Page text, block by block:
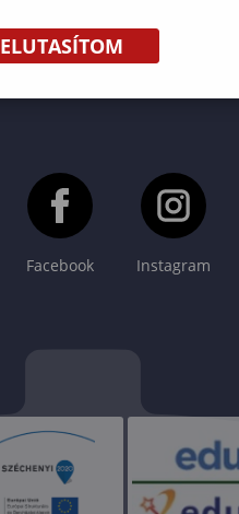
Facebook Instagram
ELUTASÍTOM